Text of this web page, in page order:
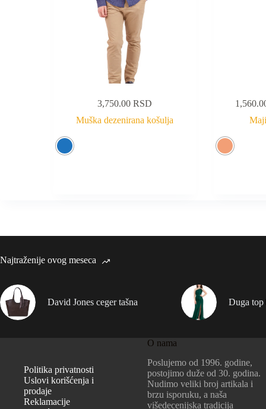
3,750.00 RSD
Muška dezenirana košulja
Najtraženije ovog meseca
David Jones ceger tašna Duga top
Politika privatnosti
Uslovi korišćenja i
prodaje
Reklamacije
O nama
Poslujemo od 1996. godine,
postojimo duže od 30. godina.
Nudimo veliki broj artikala i
brzu isporuku, a naša
višedecenijska tradicija